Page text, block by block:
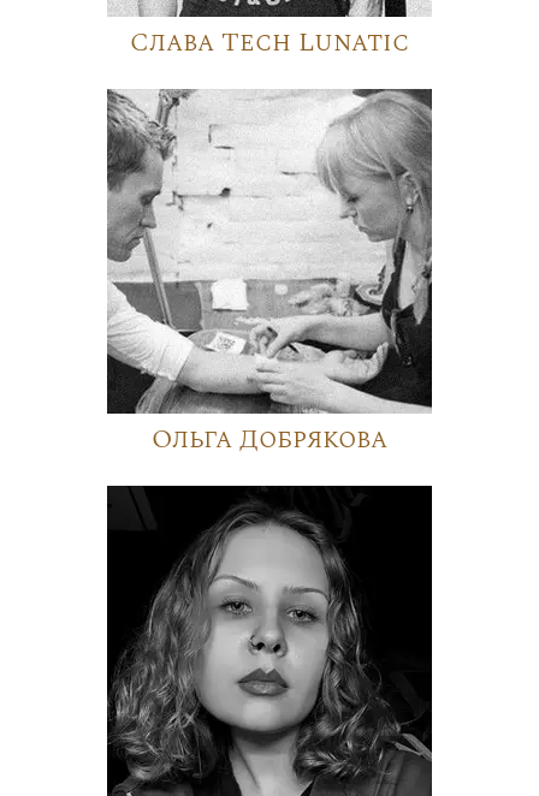
Слава Tech Lunatic
Ольга Добрякова